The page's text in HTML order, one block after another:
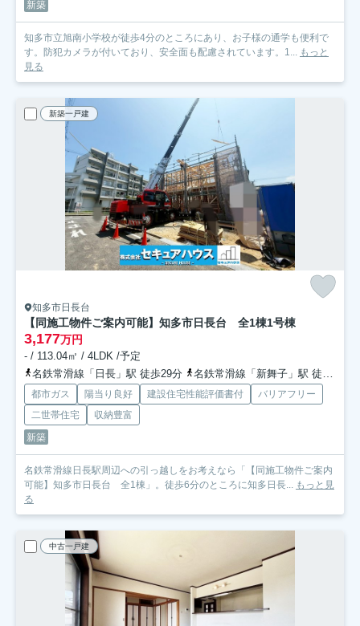
新築
知多市立旭南小学校が徒歩4分のところにあり、お子様の通学も便利で
す。防犯カメラが付いており、安全面も配慮されています。1... もっと
見る
新築一戸建
知多市日長台
【同施工物件ご案内可能】知多市日長台 全1棟1号棟
3,177万円
- / 113.04㎡ / 4LDK /予定
名鉄常滑線「日長」駅 徒歩29分
名鉄常滑線「新舞子」駅 徒歩36分
都市ガス 陽当り良好 建設住宅性能評価書付
バリアフリー
二世帯住宅
収納豊富
新築
名鉄常滑線日長駅周辺への引っ越しをお考えなら「【同施工物件ご案内
可能】知多市日長台 全1棟」。徒歩6分のところに知多日長... もっと見
る
中古一戸建